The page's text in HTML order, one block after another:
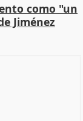
como "un
Jiménez